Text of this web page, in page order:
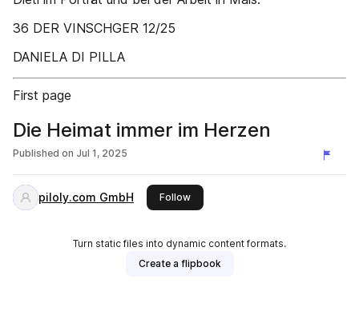
36 DER VINSCHGER 12/25
DANIELA DI PILLA
First page
Die Heimat immer im Herzen
Published on Jul 1, 2025
piloly.com GmbH Followthis publisher
Turn static files into dynamic content formats.
Create a flipbook